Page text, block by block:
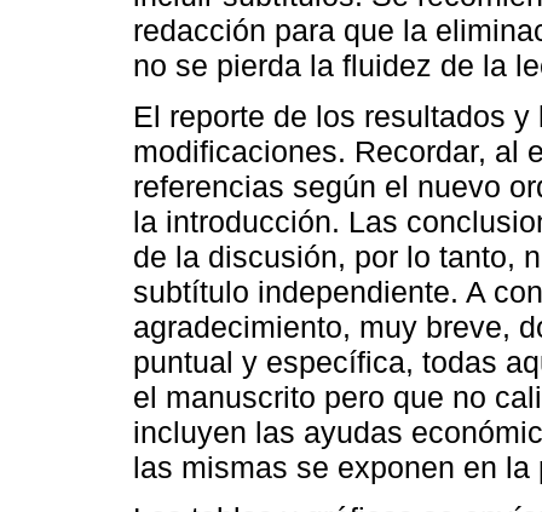
redacción para que la
no se pierda la fluidez de la
El reporte de los resultados
modificaciones. Recordar, al
referencias según el nuevo
la introducción. Las
de la discusión, por lo tanto,
subtítulo independiente. A
agradecimiento, muy breve,
puntual y específica, todas
el manuscrito pero que no
incluyen las ayudas
las mismas se exponen en la